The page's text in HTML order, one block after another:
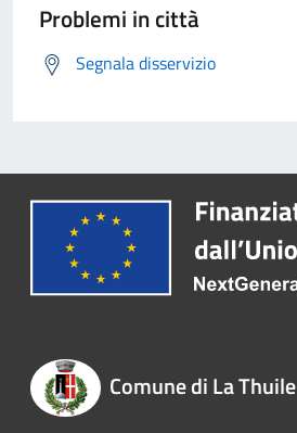
Problemi in città
Segnala disservizio
Comune di La Thuile